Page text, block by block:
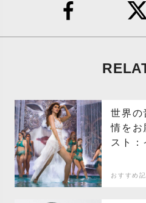
世界の
情をお
スト：
おすすめ